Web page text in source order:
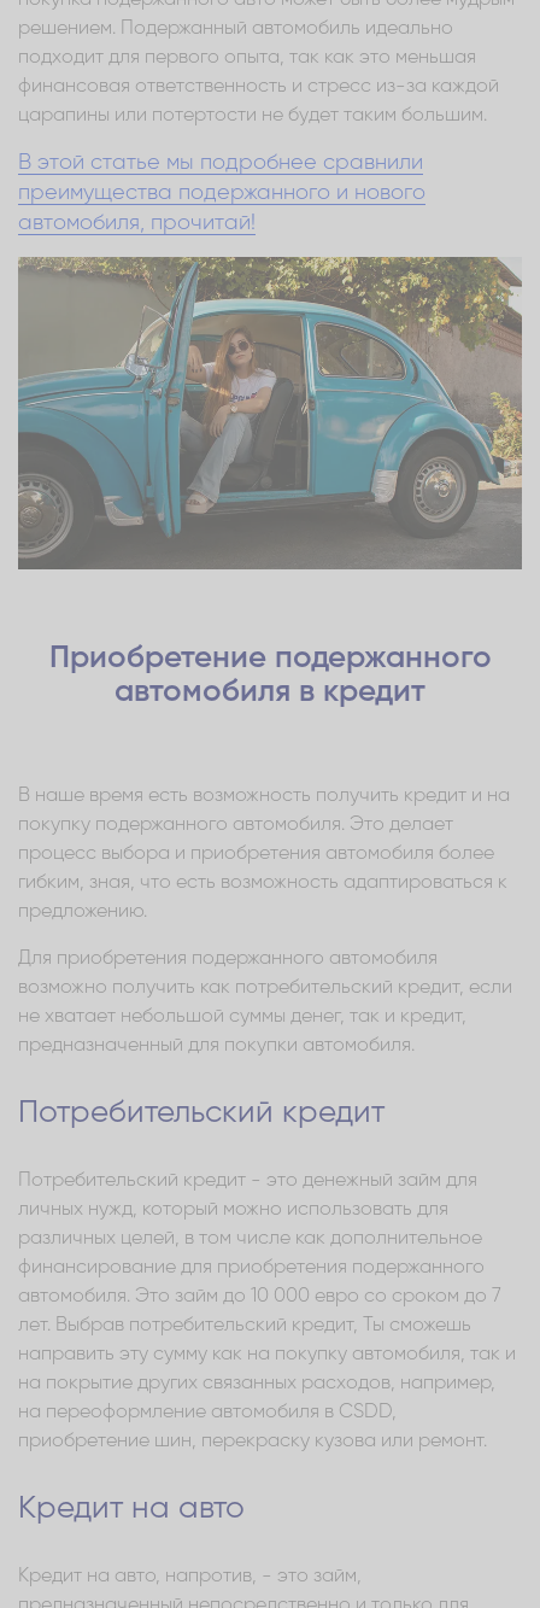
решением. Подержанный автомобиль идеально
подходит для первого опыта, так как это меньшая
финансовая ответственность и стресс из-за каждой
царапины или потертости не будет таким большим.
В этой статье мы подробнее сравнили
преимущества подержанного и нового
автомобиля, прочитай!
Приобретение подержанного
автомобиля в кредит
В наше время есть возможность получить кредит и на
покупку подержанного автомобиля. Это делает
процесс выбора и приобретения автомобиля более
гибким, зная, что есть возможность адаптироваться к
предложению.
Для приобретения подержанного автомобиля
возможно получить как потребительский кредит, если
не хватает небольшой суммы денег, так и кредит,
предназначенный для покупки автомобиля.
Потребительский кредит
Потребительский кредит - это денежный займ для
личных нужд, который можно использовать для
различных целей, в том числе как дополнительное
финансирование для приобретения подержанного
автомобиля. Это займ до 10 000 евро со сроком до 7
лет. Выбрав потребительский кредит, Ты сможешь
направить эту сумму как на покупку автомобиля, так и
на покрытие других связанных расходов, например,
на переоформление автомобиля в CSDD,
приобретение шин, перекраску кузова или ремонт.
Кредит на авто
Кредит на авто, напротив, - это займ,